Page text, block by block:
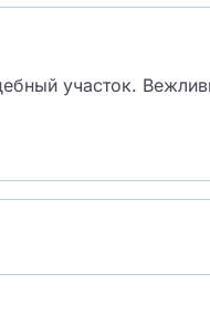
участок.